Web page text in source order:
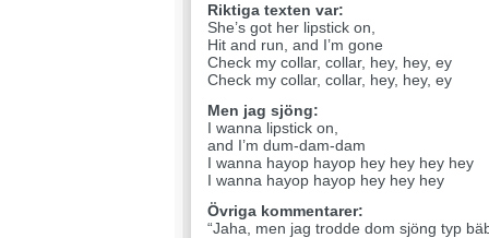
Riktiga texten var:
She’s got her lipstick on,
Hit and run, and I’m gone
Check my collar, collar, hey, hey, ey
Check my collar, collar, hey, hey, ey
Men jag sjöng:
I wanna lipstick on,
and I’m dum-dam-dam
I wanna hayop hayop hey hey hey hey
I wanna hayop hayop hey hey hey
Övriga kommentarer:
“Jaha, men jag trodde dom sjöng typ